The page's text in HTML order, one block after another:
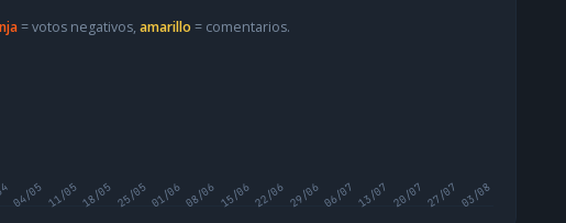
= votos negativos, amarillo = comentarios.
04/05 11/0518/05 25/0501/0608/06 15/0622/06 29/0606/07 13/07 20/07 27/07 03/08